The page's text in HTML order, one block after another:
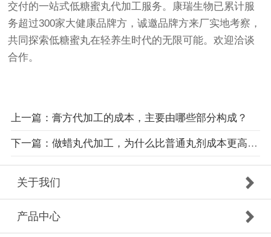
交付的一站式低糖蜜丸代加工服务。康瑞生物已累计服
务超过300家大健康品牌方，诚邀品牌方来厂实地考察，
共同探索低糖蜜丸在轻养生时代的无限可能。欢迎洽谈
合作。
上一篇：膏方代加工的成本，主要由哪些部分构成？
下一篇：做蜡丸代加工，为什么比普通丸剂成本更高？核心差异在哪？
关于我们
产品中心